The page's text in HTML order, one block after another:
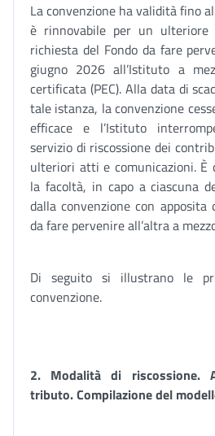
La convenzione ha validità fino
è rinnovabile per un ulteriore
richiesta del Fondo da fare
giugno 2026 all’Istituto a
certificata (PEC). Alla data di
tale istanza, la convenzione
efficace e l’Istituto
servizio di riscossione dei
ulteriori atti e comunicazioni. È
la facoltà, in capo a ciascuna
dalla convenzione con apposita
da fare pervenire all’altra a
Di seguito si illustrano le
convenzione.
2. Modalità di riscossione.
tributo. Compilazione del